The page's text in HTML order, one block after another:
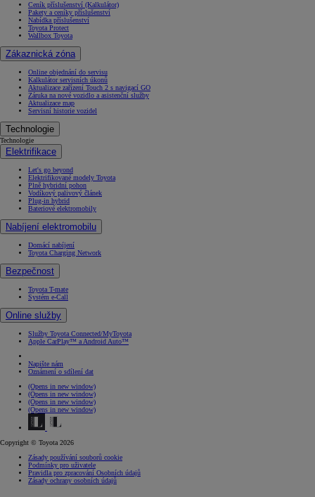
Ceník příslušenství (Kalkulátor)
Pakety a ceníky příslušenství
Nabídka příslušenství
Toyota Protect
Wallbox Toyota
Zákaznická zóna
Online objednání do servisu
Kalkulátor servisních úkonů
Aktualizace zařízení Touch 2 s navigací GO
Záruka na nové vozidlo a asistenční služby
Aktualizace map
Servisní historie vozidel
Technologie
Technologie
Elektrifikace
Let's go beyond
Elektrifikované modely Toyota
Plně hybridní pohon
Vodíkový palivový článek
Plug-in hybrid
Bateriové elektromobily
Nabíjení elektromobilu
Domácí nabíjení
Toyota Charging Network
Bezpečnost
Toyota T-mate
Systém e-Call
Online služby
Služby Toyota Connected/MyToyota
Apple CarPlay™ a Android Auto™
Napište nám
Oznámení o sdílení dat
(Opens in new window)
(Opens in new window)
(Opens in new window)
(Opens in new window)
Copyright © Toyota 2026
Zásady používání souborů cookie
Podmínky pro uživatele
Pravidla pro zpracování Osobních údajů
Zásady ochrany osobních údajů